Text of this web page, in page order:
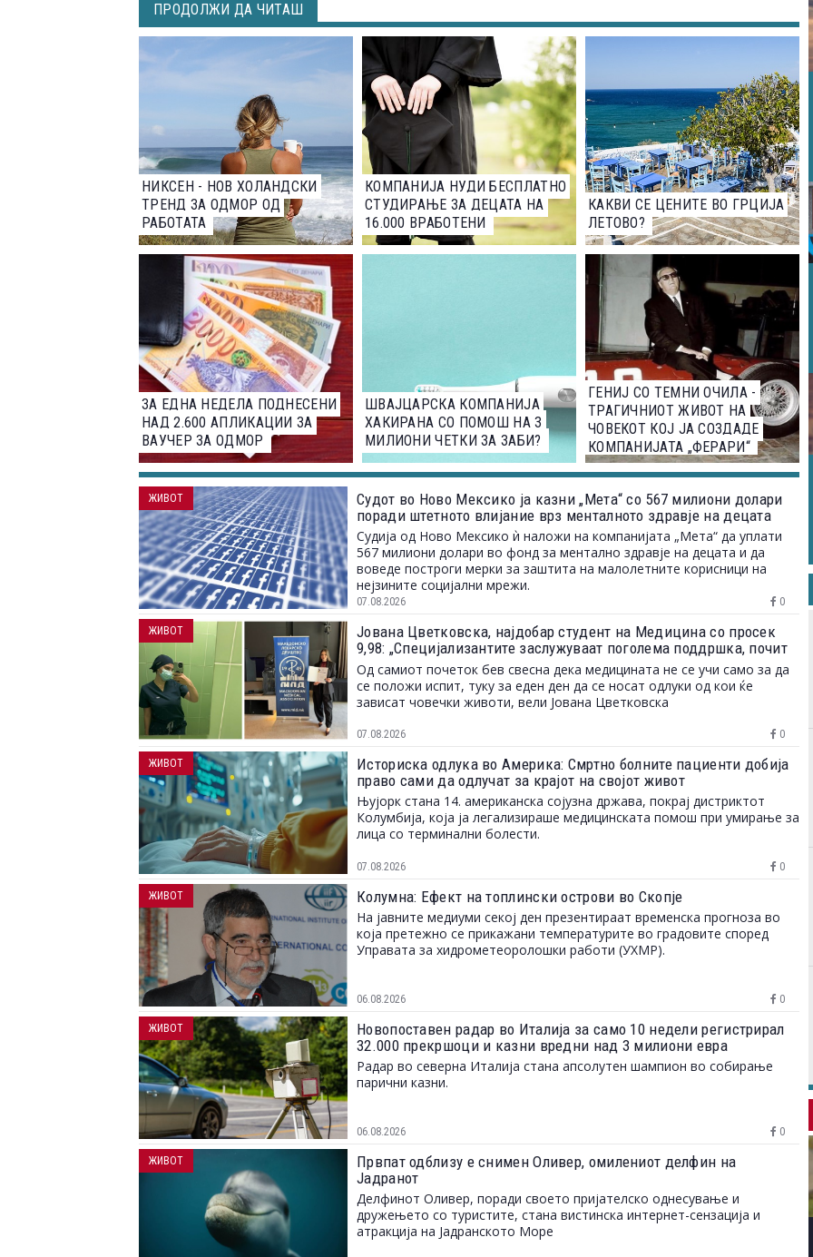
ПРОДОЛЖИ ДА ЧИТАШ
НИКСЕН - НОВ ХОЛАНДСКИ
ТРЕНД ЗА ОДМОР ОД
РАБОТАТА
КОМПАНИЈА НУДИ БЕСПЛАТНО
СТУДИРАЊЕ ЗА ДЕЦАТА НА
16.000 ВРАБОТЕНИ
КАКВИ СЕ ЦЕНИТЕ ВО ГРЦИЈА
ЛЕТОВО?
ЗА ЕДНА НЕДЕЛА ПОДНЕСЕНИ
НАД 2.600 АПЛИКАЦИИ ЗА
ВАУЧЕР ЗА ОДМОР
ШВАЈЦАРСКА КОМПАНИЈА
ХАКИРАНА СО ПОМОШ НА 3
МИЛИОНИ ЧЕТКИ ЗА ЗАБИ?
ГЕНИЈ СО ТЕМНИ ОЧИЛА -
ТРАГИЧНИОТ ЖИВОТ НА
ЧОВЕКОТ КОЈ ЈА СОЗДАДЕ
КОМПАНИЈАТА „ФЕРАРИ“
Судот во Ново Мексико ја казни „Мета“ со 567 милиони долари
поради штетното влијание врз менталното здравје на децата
Судија од Ново Мексико ѝ наложи на компанијата „Мета“ да уплати
567 милиони долари во фонд за ментално здравје на децата и да
воведе построги мерки за заштита на малолетните корисници на
нејзините социјални мрежи.
07.08.2026 0
ЖИВОТ
Јована Цветковска, најдобар студент на Медицина со просек
9,98: „Специјализантите заслужуваат поголема поддршка, почит
и можности за професионален развој“
Од самиот почеток бев свесна дека медицината не се учи само за да
се положи испит, туку за еден ден да се носат одлуки од кои ќе
зависат човечки животи, вели Јована Цветковска
07.08.2026 0
ЖИВОТ
Историска одлука во Америка: Смртно болните пациенти добија
право сами да одлучат за крајот на својот живот
Њујорк стана 14. американска сојузна држава, покрај дистриктот
Колумбија, која ја легализираше медицинската помош при умирање за
лица со терминални болести.
07.08.2026 0
ЖИВОТ
Колумна: Ефект на топлински острови во Скопје
На јавните медиуми секој ден презентираат временска прогноза во
која претежно се прикажани температурите во градовите според
Управата за хидрометеоролошки работи (УХМР).
06.08.2026 0
ЖИВОТ
Новопоставен радар во Италија за само 10 недели регистрирал
32.000 прекршоци и казни вредни над 3 милиони евра
Радар во северна Италија стана апсолутен шампион во собирање
парични казни.
06.08.2026 0
ЖИВОТ
Првпат одблизу е снимен Оливер, омилениот делфин на
Јадранот
Делфинот Оливер, поради своето пријателско однесување и
дружењето со туристите, стана вистинска интернет-сензација и
атракција на Јадранското Море
ЖИВОТ